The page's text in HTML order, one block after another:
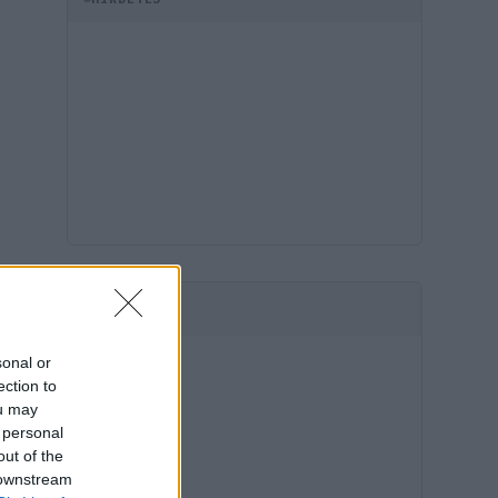
or
to
may
of the
HIRDETÉS